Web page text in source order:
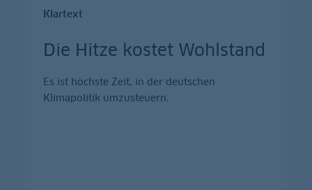
Klartext
Die Hitze kostet Wohlstand
Es ist höchste Zeit, in der deutschen
Klimapolitik umzusteuern.